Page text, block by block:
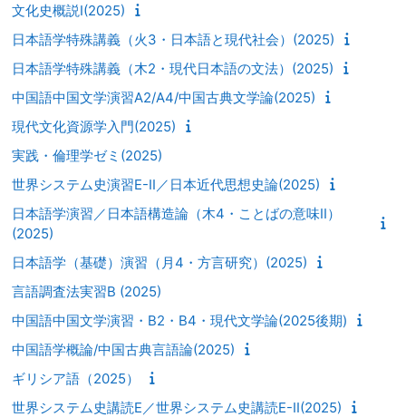
文化史概説I(2025)
日本語学特殊講義（火3・日本語と現代社会）(2025)
日本語学特殊講義（木2・現代日本語の文法）(2025)
中国語中国文学演習A2/A4/中国古典文学論(2025)
現代文化資源学入門(2025)
実践・倫理学ゼミ(2025)
世界システム史演習E-II／日本近代思想史論(2025)
日本語学演習／日本語構造論（木4・ことばの意味II）
(2025)
日本語学（基礎）演習（月4・方言研究）(2025)
言語調査法実習B (2025)
中国語中国文学演習・B2・B4・現代文学論(2025後期)
中国語学概論/中国古典言語論(2025)
ギリシア語（2025）
世界システム史講読E／世界システム史講読E-II(2025)